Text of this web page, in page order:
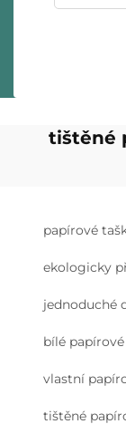
tištěné
papírové
ekologicky
jednoduché
bílé
vlastní
tištěné